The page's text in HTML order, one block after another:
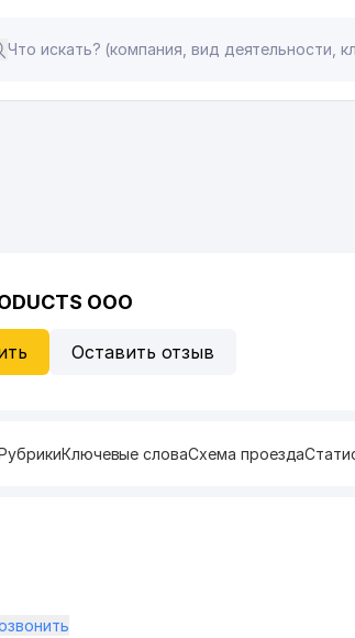
ООО
Оставить отзыв
Ключевые словаСхема проезда
позвонить